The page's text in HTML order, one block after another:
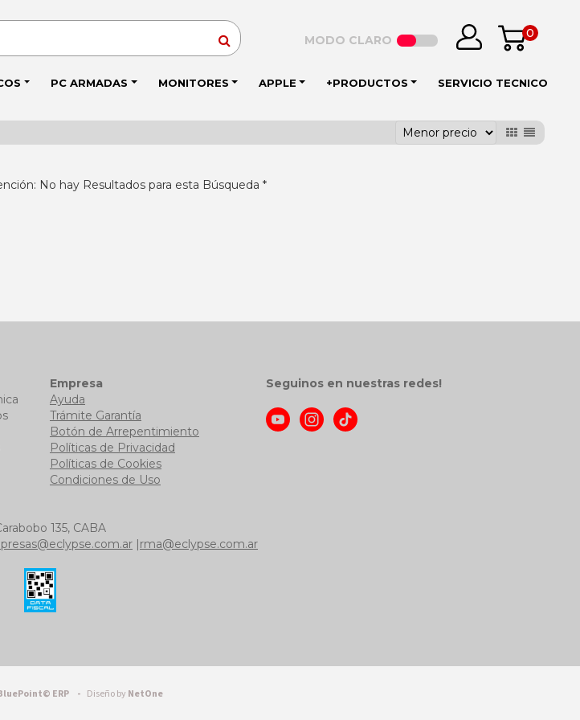
0
MODO CLARO
PC ARMADAS MONITORES APPLE +PRODUCTOS SERVICIO TECNICO
No hay Resultados para esta Búsqueda *
Empresa
Ayuda
Trámite Garantía
Botón de Arrepentimiento
Políticas de Privacidad
Políticas de Cookies
Condiciones de Uso
Seguinos en nuestras redes!
135, CABA
|rma@eclypse.com.ar
ERP - Diseño by NetOne